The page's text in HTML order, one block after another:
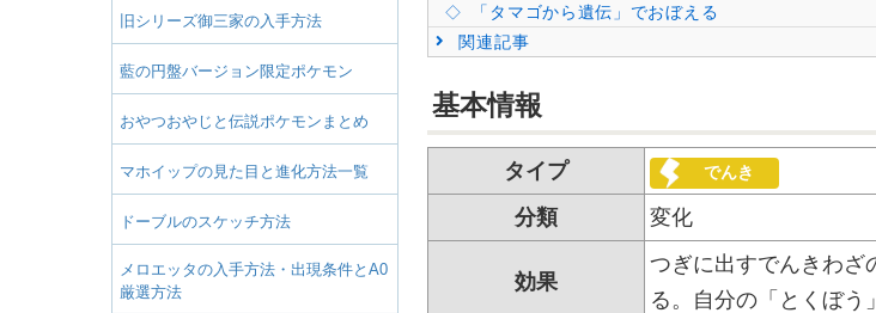
旧シリーズ御三家の入手方法
藍の円盤バージョン限定ポケモン
おやつおやじと伝説ポケモンまとめ
マホイップの見た目と進化方法一覧
ドーブルのスケッチ方法
メロエッタの入手方法・出現条件とA0
厳選方法
「タマゴから遺伝」でおぼえる
関連記事
基本情報
タイプ でんき
分類 変化
効果
つぎに出すでんきわざ
る。自分の「とくぼう